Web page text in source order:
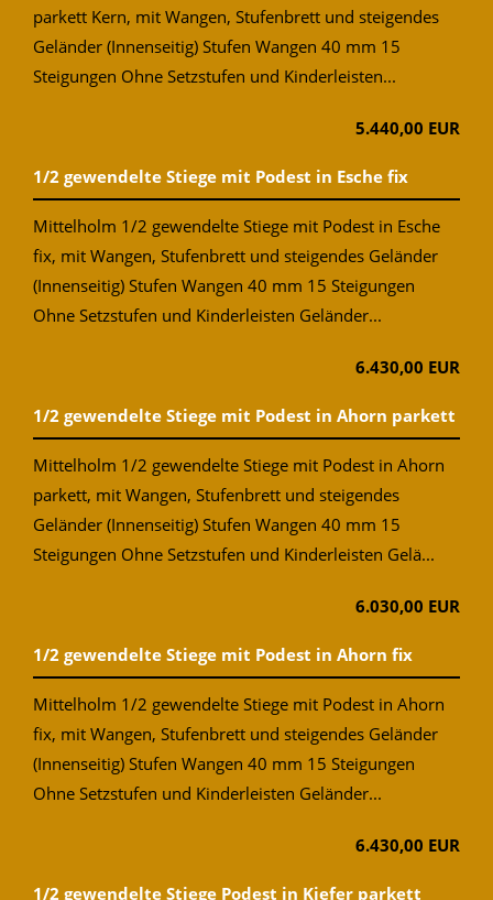
parkett Kern, mit Wangen, Stufenbrett und steigendes
Geländer (Innenseitig) Stufen Wangen 40 mm 15
Steigungen Ohne Setzstufen und Kinderleisten...
5.440,00 EUR
1/2 gewendelte Stiege mit Podest in Esche fix
Mittelholm 1/2 gewendelte Stiege mit Podest in Esche
fix, mit Wangen, Stufenbrett und steigendes Geländer
(Innenseitig) Stufen Wangen 40 mm 15 Steigungen
Ohne Setzstufen und Kinderleisten Geländer...
6.430,00 EUR
1/2 gewendelte Stiege mit Podest in Ahorn parkett
Mittelholm 1/2 gewendelte Stiege mit Podest in Ahorn
parkett, mit Wangen, Stufenbrett und steigendes
Geländer (Innenseitig) Stufen Wangen 40 mm 15
Steigungen Ohne Setzstufen und Kinderleisten Gelä...
6.030,00 EUR
1/2 gewendelte Stiege mit Podest in Ahorn fix
Mittelholm 1/2 gewendelte Stiege mit Podest in Ahorn
fix, mit Wangen, Stufenbrett und steigendes Geländer
(Innenseitig) Stufen Wangen 40 mm 15 Steigungen
Ohne Setzstufen und Kinderleisten Geländer...
6.430,00 EUR
1/2 gewendelte Stiege Podest in Kiefer parkett